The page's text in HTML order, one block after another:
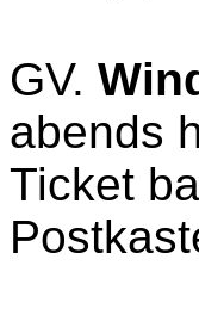
GV.
abends
Ticket